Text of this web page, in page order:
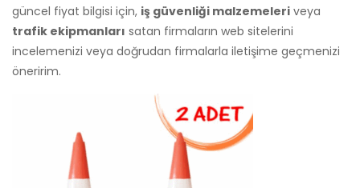
güncel fiyat bilgisi için, iş güvenliği malzemeleri veya
trafik ekipmanları satan firmaların web sitelerini
incelemenizi veya doğrudan firmalarla iletişime geçmenizi
öneririm.